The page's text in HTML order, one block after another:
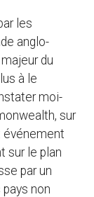
les
anglo-
du
à le
moi-
sur
événement
sur le plan
par un
non